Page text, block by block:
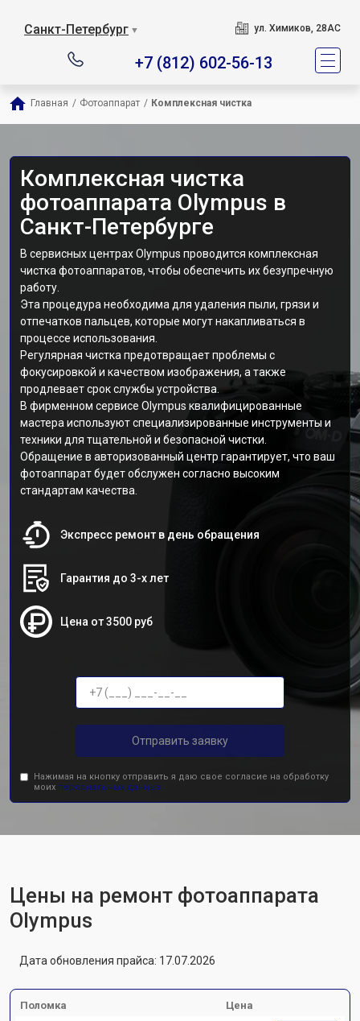
Санкт-Петербург ▼ ул. Химиков, 28АС
+7 (812) 602-56-13
Главная / Фотоаппарат / Комплексная чистка
Комплексная чистка
фотоаппарата Olympus в
Санкт-Петербурге
В сервисных центрах Olympus проводится комплексная
чистка фотоаппаратов, чтобы обеспечить их безупречную
работу.
Эта процедура необходима для удаления пыли, грязи и
отпечатков пальцев, которые могут накапливаться в
процессе использования.
Регулярная чистка предотвращает проблемы с
фокусировкой и качеством изображения, а также
продлевает срок службы устройства.
В фирменном сервисе Olympus квалифицированные
мастера используют специализированные инструменты и
техники для тщательной и безопасной чистки.
Обращение в авторизованный центр гарантирует, что ваш
фотоаппарат будет обслужен согласно высоким
стандартам качества.
Экспресс ремонт в день обращения
Гарантия до 3-х лет
Цена от 3500 руб
Отправить заявку
Нажимая на кнопку отправить я даю свое согласие на обработку
моих персональных данных.
Цены на ремонт фотоаппарата
Olympus
Дата обновления прайса: 17.07.2026
Поломка Цена